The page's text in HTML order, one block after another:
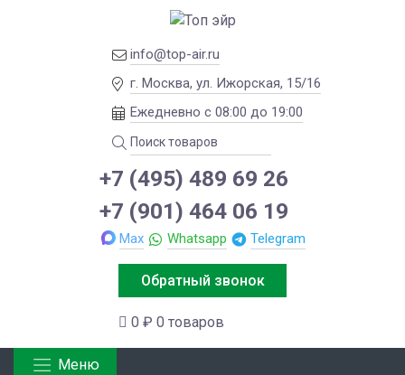
info@top-air.ru
г. Москва, ул. Ижорская, 15/16
Ежедневно с 08:00 до 19:00
+7 (495) 489 69 26
+7 (901) 464 06 19
Max Whatsapp Telegram
Обратный звонок
0 ₽ 0 товаров
Меню